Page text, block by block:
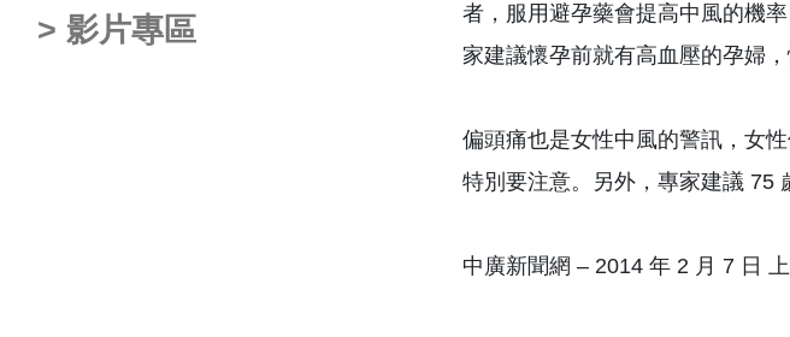
> 影片專區
者，服用避孕藥會提高中風的機
家建議懷孕前就有高血壓的孕婦
偏頭痛也是女性中風的警訊，女
特別要注意。另外，專家建議 75
中廣新聞網 – 2014 年 2 月 7 日